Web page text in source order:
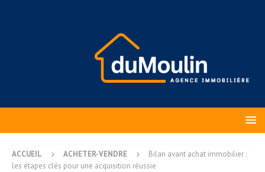
ACCUEIL ACHETER-VENDRE
Bilan avant achat immobilier :
les étapes clés pour une acquisition réussie